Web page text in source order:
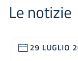
Le notizie
29 LUGLIO